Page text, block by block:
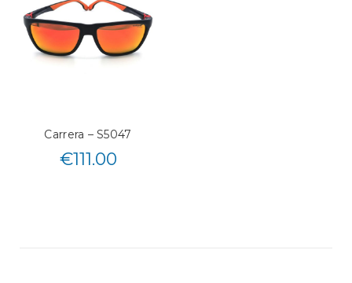
Carrera – S5047
€111.00